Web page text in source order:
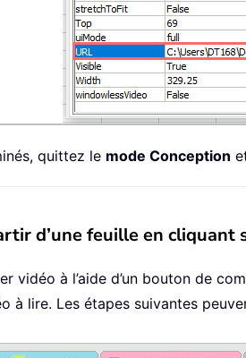
quittez le mode Conception
d’une feuille en
vidéo à l’aide d’un bouton de
à lire. Les étapes suivantes